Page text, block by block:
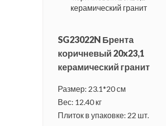
SG23022N Брента
коричневый 20x23,1
керамический гранит
Размер: 23.1*20 см
Вес: 12.40 кг
Плиток в упаковке: 22 шт.